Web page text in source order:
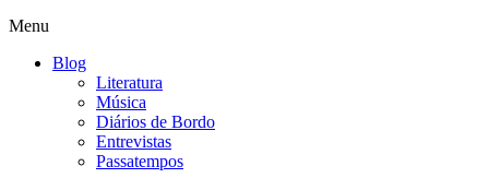
Menu
Blog
Literatura
Música
Diários de Bordo
Entrevistas
Passatempos